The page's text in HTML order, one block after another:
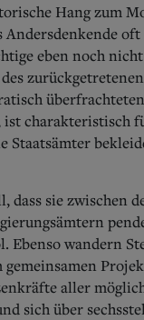
Hang zum
eben noch
charakteristisch
Staatsämter
dass sie zwischen
Ebenso wandern
gemeinsamen
aller
sich über